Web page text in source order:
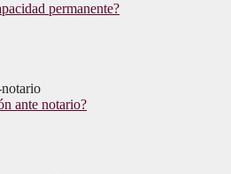
permanente?
ante notario?